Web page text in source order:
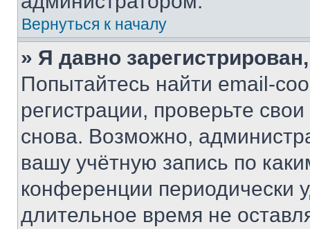
Вернуться к началу
» Я давно
Попытайтесь найти email-
регистрации, проверьте
снова. Возможно,
вашу учётную запись по
конференции периодически
длительное время не